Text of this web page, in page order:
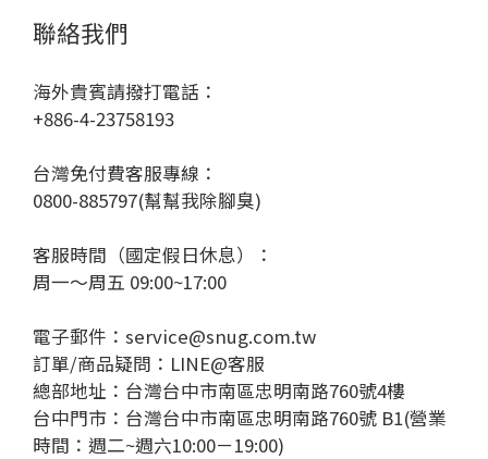
聯絡我們
海外貴賓請撥打電話：
+886-4-23758193
台灣免付費客服專線：
0800-885797(幫幫我除腳臭)
客服時間（國定假日休息）：
周一～周五 09:00~17:00
電子郵件：service@snug.com.tw
訂單/商品疑問： LINE@客服
總部地址：台灣台中市南區忠明南路760號4樓
台中門市：台灣台中市南區忠明南路760號 B1(營業
時間：週二~週六10:00－19:00)